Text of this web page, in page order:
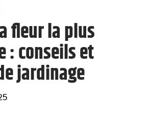
fleur la plus
: conseils et
jardinage